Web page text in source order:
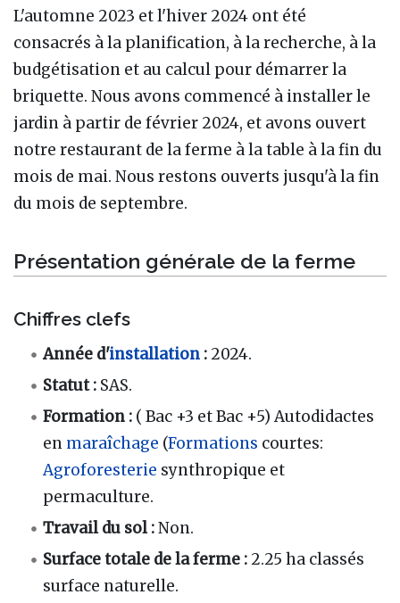
L'automne 2023 et l'hiver 2024 ont été
consacrés à la planification, à la recherche, à la
budgétisation et au calcul pour démarrer la
briquette. Nous avons commencé à installer le
jardin à partir de février 2024, et avons ouvert
notre restaurant de la ferme à la table à la fin du
mois de mai. Nous restons ouverts jusqu'à la fin
du mois de septembre.
Présentation générale de la ferme
Chiffres clefs
Année d'installation : 2024.
Statut : SAS.
Formation : ( Bac +3 et Bac +5) Autodidactes
en maraîchage (Formations courtes:
Agroforesterie synthropique et
permaculture.
Travail du sol :Non.
Surface totale de la ferme : 2.25 ha classés
surface naturelle.